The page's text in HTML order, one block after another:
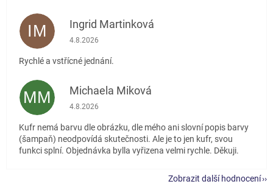
IM Ingrid Martinková
Hodnocení obchodu je 5 z 5 hvězdiček.
4.8.2026
Rychlé a vstřícné jednání.
MM Michaela Miková
Hodnocení obchodu je 5 z 5 hvězdiček.
4.8.2026
Kufr nemá barvu dle obrázku, dle mého ani slovní popis barvy
(šampaň) neodpovídá skutečnosti. Ale je to jen kufr, svou
funkci splní. Objednávka bylla vyřizena velmi rychle. Děkuji.
Zobrazit další hodnocení